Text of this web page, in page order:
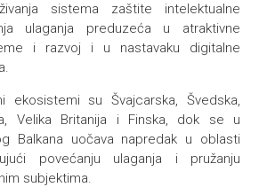
sistema zaštite intelektualne
ulaganja preduzeća u atraktivne
i razvoj i u nastavaku digitalne
ekosistemi su Švajcarska, Švedska,
Velika Britanija i Finska, dok se u
Balkana uočava napredak u oblasti
povećanju ulaganja i pružanju
subjektima.